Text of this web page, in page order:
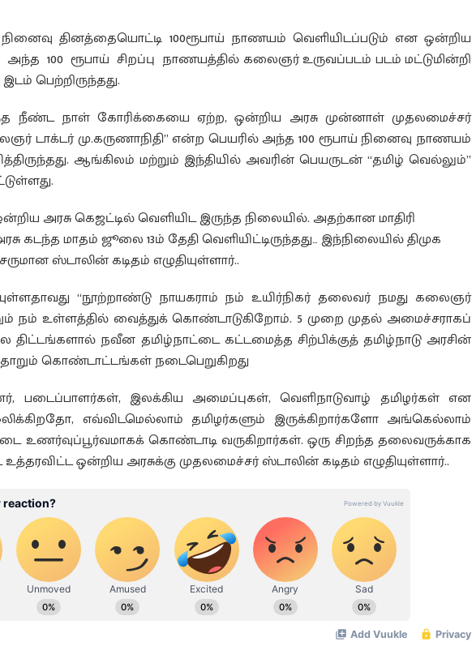
தினத்தையொட்டி 100ரூபாய் நாணயம் வெளியிடப்படும் என ஒன்றிய
அந்த 100 ரூபாய் சிறப்பு நாணயத்தில் கலைஞர் உருவப்படம் படம் மட்டுமின்றி
பெற்றிருந்தது.
நீண்ட நாள் கோரிக்கையை ஏற்ற, ஒன்றிய அரசு முன்னாள் முதலமைச்சர்
டாக்டர் மு.கருணாநிதி” என்ற பெயரில் அந்த 100 ரூபாய் நினைவு நாணயம்
ஆங்கிலம் மற்றும் இந்தியில் அவரின் பெயருடன் “தமிழ் வெல்லும்”
அரசு கெஜட்டில் வெளியிட இருந்த நிலையில். அதற்கான மாதிரி
கடந்த மாதம் ஜூலை 13ம் தேதி வெளியிட்டிருந்தது… இந்நிலையில் திமுக
ஸ்டாலின் கடிதம் எழுதியுள்ளார்..
“நூற்றாண்டு நாயகராம் நம் உயிர்நிகர் தலைவர் நமது கலைஞர்
உள்ளத்தில் வைத்துக் கொண்டாடுகிறோம். 5 முறை முதல் அமைச்சராகப்
திட்டங்களால் நவீன தமிழ்நாட்டை கட்டமைத்த சிற்பிக்குத் தமிழ்நாடு அரசின்
கொண்டாட்டங்கள் நடைபெறுகிறது
படைப்பாளர்கள், இலக்கிய அமைப்புகள், வெளிநாடுவாழ் தமிழர்கள் என
எவ்விடமெல்லாம் தமிழர்களும் இருக்கிறார்களோ அங்கெல்லாம்
கொண்டாடி வருகிறார்கள். ஒரு சிறந்த தலைவருக்காக
ஒன்றிய அரசுக்கு முதலமைச்சர் ஸ்டாலின் கடிதம் எழுதியுள்ளார்..